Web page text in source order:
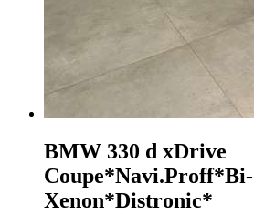
BMW 330 d xDrive
Coupe*Navi.Proff*Bi-
Xenon*Distronic*